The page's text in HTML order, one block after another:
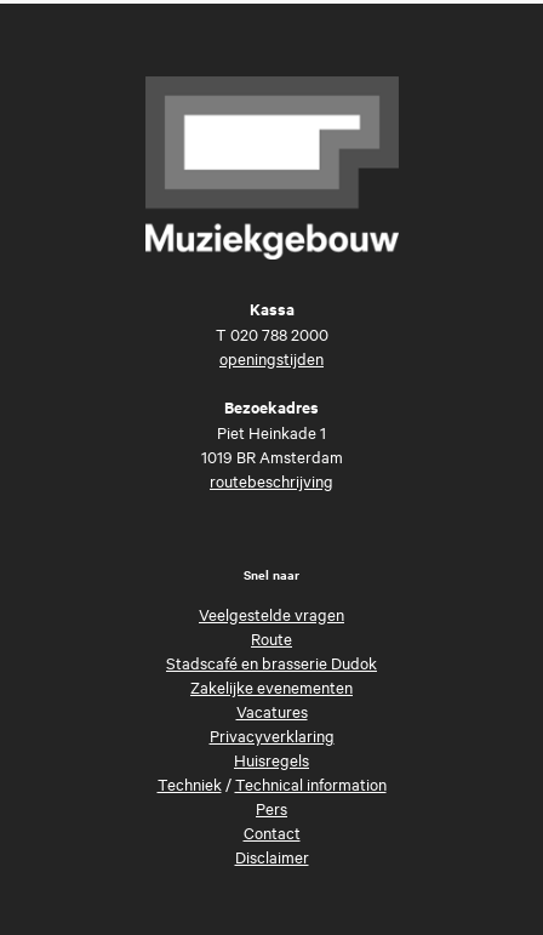
Kassa
T 020 788 2000
openingstijden
Bezoekadres
Piet Heinkade 1
1019 BR Amsterdam
routebeschrijving
Snel naar
Veelgestelde vragen
Route
Stadscafé en brasserie Dudok
Zakelijke evenementen
Vacatures
Privacyverklaring
Huisregels
Techniek/Technical information
Pers
Contact
Disclaimer